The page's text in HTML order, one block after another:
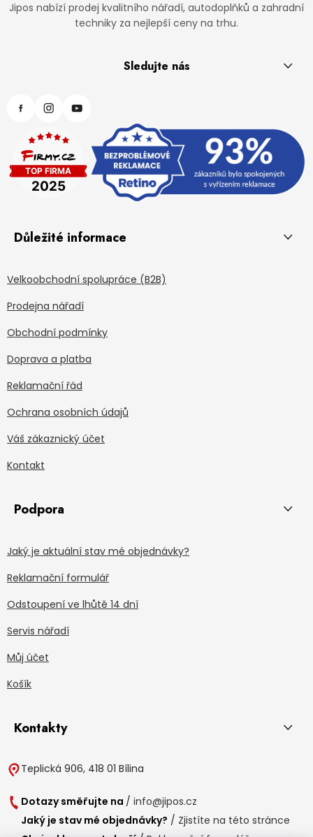
Jipos nabízí prodej kvalitního nářadí, autodoplňků a zahradní
techniky za nejlepší ceny na trhu.
Sledujte nás
Důležité informace
Velkoobchodní spolupráce (B2B)
Prodejna nářadí
Obchodní podmínky
Doprava a platba
Reklamační řád
Ochrana osobních údajů
Váš zákaznický účet
Kontakt
Podpora
Jaký je aktuální stav mé objednávky?
Reklamační formulář
Odstoupení ve lhůtě 14 dní
Servis nářadí
Můj účet
Košík
Kontakty
Teplická 906, 418 01 Bílina
Dotazy směřujte na / info@jipos.cz
Jaký je stav mé objednávky? / Zjistíte na této stránce